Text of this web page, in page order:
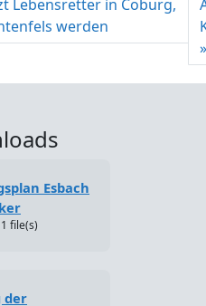
Lebensretter in Coburg,
werden
Esbach
1 file(s)
der